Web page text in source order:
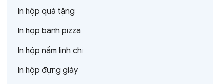
In hộp quà tặng
In hộp bánh pizza
In hộp nấm linh chi
In hộp đựng giày